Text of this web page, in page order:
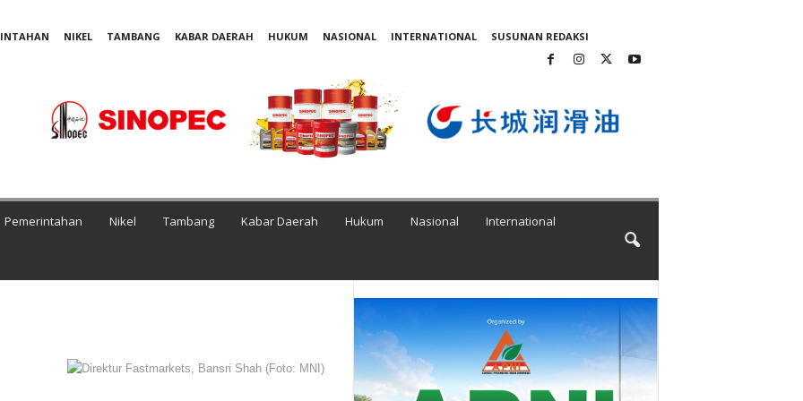
NIKEL TAMBANG KABAR DAERAH HUKUM NASIONAL INTERNATIONAL SUSUNAN REDAKSI
Pemerintahan Nikel Tambang Kabar Daerah Hukum Nasional International